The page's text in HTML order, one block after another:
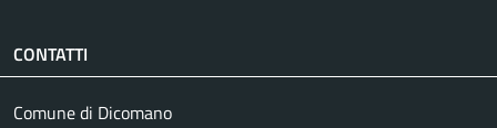
CONTATTI
Comune di Dicomano